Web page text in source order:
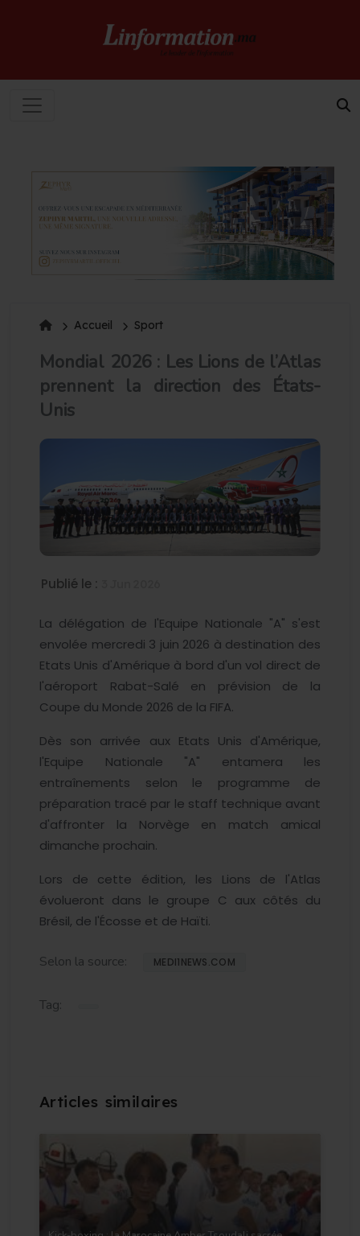
Accueil Sport
Mondial 2026 : Les Lions de l’Atlas
prennent la direction des États-
Unis
Publié le :
La délégation de l'Equipe Nationale "A" s'est
envolée mercredi 3 juin 2026 à destination des
Etats Unis d'Amérique à bord d'un vol direct de
l'aéroport Rabat-Salé en prévision de la
Coupe du Monde 2026 de la FIFA.
Dès son arrivée aux Etats Unis d'Amérique,
l'Equipe Nationale "A" entamera les
entraînements selon le programme de
préparation tracé par le staff technique avant
d'affronter la Norvège en match amical
dimanche prochain.
Lors de cette édition, les Lions de l'Atlas
évolueront dans le groupe C aux côtés du
Brésil, de l'Écosse et de Haïti.
Selon la source: MEDI1NEWS.COM
Tag: